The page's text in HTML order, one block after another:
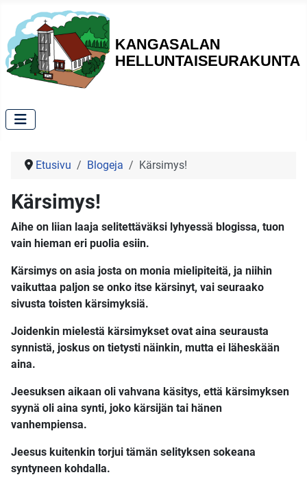
Etusivu Blogeja Kärsimys!
Kärsimys!
Aihe on liian laaja selitettäväksi lyhyessä blogissa, tuon
vain hieman eri puolia esiin.
Kärsimys on asia josta on monia mielipiteitä, ja niihin
vaikuttaa paljon se onko itse kärsinyt, vai seuraako
sivusta toisten kärsimyksiä.
Joidenkin mielestä kärsimykset ovat aina seurausta
synnistä, joskus on tietysti näinkin, mutta ei läheskään
aina.
Jeesuksen aikaan oli vahvana käsitys, että kärsimyksen
syynä oli aina synti, joko kärsijän tai hänen
vanhempiensa.
Jeesus kuitenkin torjui tämän selityksen sokeana
syntyneen kohdalla.